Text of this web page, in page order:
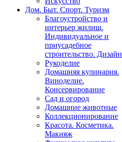
Дом. Быт. Спорт. Туризм
Благоустройство и
интерьер жилищ.
Индивидуальное и
приусадебное
строительство. Дизайн
Рукоделие
Домашняя кулинария.
Виноделие.
Консервирование
Сад и огород
Домашние животные
Коллекционирование
Красота. Косметика.
Макияж